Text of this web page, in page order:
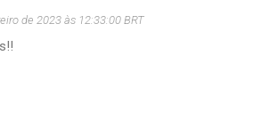
de 2023 às 12:33:00 BRT